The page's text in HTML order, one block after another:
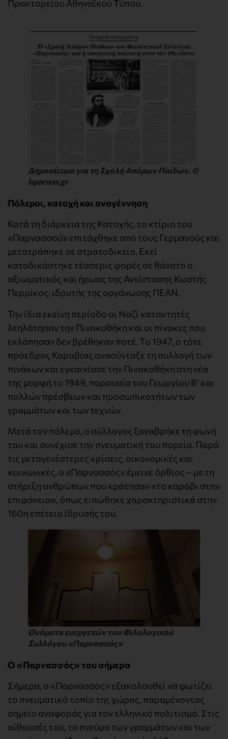
Πρακτορείου Αθηναϊκού Τύπου.
Δημοσίευμα για τη Σχολή Απόρων Παίδων. ©
lsparnas.gr
Πόλεμοι, κατοχή και αναγέννηση
Κατά τη διάρκεια της Κατοχής, το κτίριο του
«Παρνασσού» επιτάχθηκε από τους Γερμανούς και
μετατράπηκε σε στρατοδικείο. Εκεί
καταδικάστηκε τέσσερις φορές σε θάνατο ο
αξιωματικός και ήρωας της Αντίστασης Κωστής
Περρίκος, ιδρυτής της οργάνωσης ΠΕΑΝ.
Την ίδια εκείνη περίοδο οι Ναζί κατακτητές
λεηλάτησαν την Πινακοθήκη και οι πίνακες που
εκλάπησαν δεν βρέθηκαν ποτέ. Το 1947, ο τότε
πρόεδρος Καραβίας ανασύνταξε τη συλλογή των
πινάκων και εγκαινίασε την Πινακοθήκη στη νέα
της μορφή το 1949, παρουσία του Γεωργίου Β’ και
πολλών πρέσβεων και προσωπικοτήτων των
γραμμάτων και των τεχνών.
Μετά τον πόλεμο, ο σύλλογος ξαναβρήκε τη φωνή
του και συνέχισε την πνευματική του πορεία. Παρά
τις μεταγενέστερες κρίσεις, οικονομικές και
κοινωνικές, ο «Παρνασσός» έμεινε όρθιος – με τη
στήριξη ανθρώπων που κράτησαν «το καράβι στην
επιφάνεια», όπως ειπώθηκε χαρακτηριστικά στην
160η επέτειο ίδρυσής του.
Ονόματα ευεργετών του Φιλολογικού
Συλλόγου «Παρνασσός»
Ο «Παρνασσός» του σήμερα
Σήμερα, ο «Παρνασσός» εξακολουθεί να φωτίζει
το πνευματικό τοπίο της χώρας, παραμένοντας
σημείο αναφοράς για τον ελληνικό πολιτισμό. Στις
αίθουσές του, το πνεύμα των γραμμάτων και των